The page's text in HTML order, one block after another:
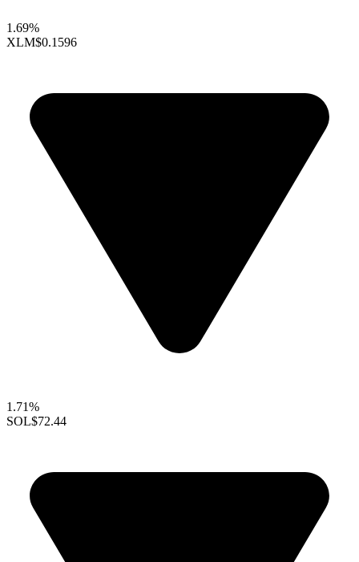
1.69%
XLM$0.1596
1.71%
SOL$72.44